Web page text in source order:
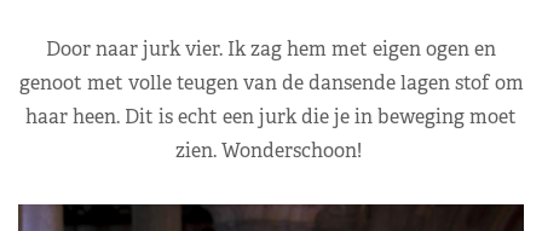
Door naar jurk vier. Ik zag hem met eigen ogen en
genoot met volle teugen van de dansende lagen stof om
haar heen. Dit is echt een jurk die je in beweging moet
zien. Wonderschoon!